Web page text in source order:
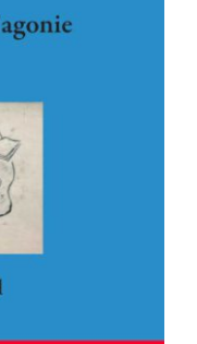
Samuel
d’agonie.